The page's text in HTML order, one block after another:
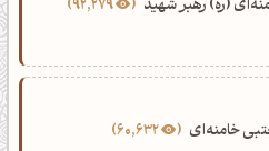
(ره) رهبر شهید 92,279
خامنه‌ای 60,632